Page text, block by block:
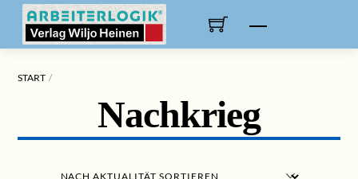
content
START
Nachkrieg